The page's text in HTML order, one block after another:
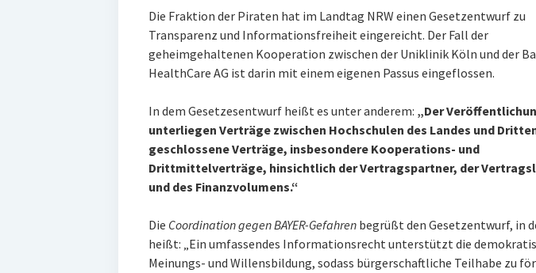
Die Fraktion der Piraten hat im Landtag NRW einen Gesetzentwurf zu
Transparenz und Informationsfreiheit eingereicht. Der Fall der
geheimgehaltenen Kooperation zwischen der Uniklinik Köln und der
HealthCare AG ist darin mit einem eigenen Passus eingeflossen.
In dem Gesetzesentwurf heißt es unter anderem: „Der
unterliegen Verträge zwischen Hochschulen des Landes und
geschlossene Verträge, insbesondere Kooperations- und
Drittmittelverträge, hinsichtlich der Vertragspartner, der
und des Finanzvolumens.“
Die Coordination gegen BAYER-Gefahrenbegrüßt den Gesetzentwurf, in
heißt: „Ein umfassendes Informationsrecht unterstützt die
Meinungs- und Willensbildung, sodass bürgerschaftliche Teilhabe zu